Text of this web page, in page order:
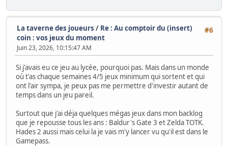
#6
La taverne des joueurs / Re : Au comptoir du (insert)
coin : vos jeux du moment
Juin 23, 2026, 10:15:47 AM
Si j'avais eu ce jeu au lycée, pourquoi pas. Mais dans un monde
où t'as chaque semaines 4/5 jeux minimum qui sortent et qui
ont l'air sympa, je peux pas me permettre d'investir autant de
temps dans un jeu pareil.
Surtout que j'ai déja quelques mégas jeux dans mon backlog
que je repousse tous les ans : Baldur's Gate 3 et Zelda TOTK.
Hades 2 aussi mais celui la je vais m'y lancer vu qu'il est dans le
Gamepass.